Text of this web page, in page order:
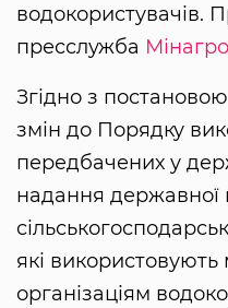
водокористувачів.
пресслужба
Згідно з
змін до Порядку
передбачених у
надання державної
які використовують
організаціям